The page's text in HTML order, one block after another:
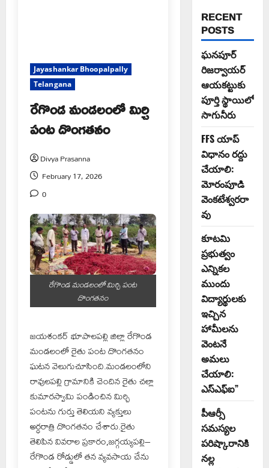
Jayashankar Bhoopalpally
Telangana
రేగొండ మండలంలో మిర్చి
పంట దొంగతనం
Divya Prasanna
February 17, 2026
0
రేగొండ మండలంలో మిర్చి పంట
దొంగతనం
జయశంకర్ భూపాలపల్లి జిల్లా రేగొండ
మండలంలో రైతు పంట దొంగతనం
ఘటన వెలుగుచూసింది.మండలంలోని
రావులపల్లి గ్రామానికి చెందిన రైతు చల్లా
కుమారస్వామి పండించిన మిర్చి
పంటను గుర్తు తెలియని వ్యక్తులు
అర్ధరాత్రి దొంగతనం చేశారు.రైతు
తెలిపిన వివరాల ప్రకారం,జగ్గయ్యపల్లి–
రేగొండ రోడ్డులో తన వ్యవసాయ చేను
RECENT
POSTS
ఘనపూర్
రిజర్వాయర్
ఆయకట్టుకు
పూర్తి స్థాయిలో
సాగునీరు
FFS యాప్
విధానం రద్దు
చేయాలి:
మోరంపూడి
వెంకటేశ్వరరా
వు
కూటమి
ప్రభుత్వం
ఎన్నికల
ముందు
విద్యార్థులకు
ఇచ్చిన
హామీలను
వెంటనే
అమలు
చేయాలి:
ఎస్ఎఫ్ఐ”
పీఆర్సీ
సమస్యల
పరిష్కారానికి
నల్ల